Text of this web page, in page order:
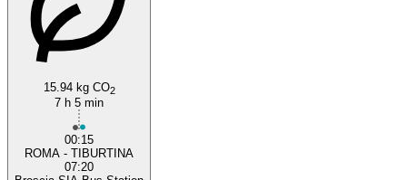
15.94 kg CO2
7 h 5 min
00:15
ROMA - TIBURTINA
07:20